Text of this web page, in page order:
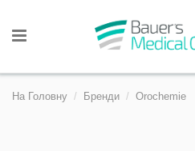
На Головну Бренди Orochemie